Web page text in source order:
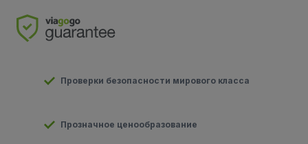
Проверки безопасности мирового класса
Прозначное ценообразование